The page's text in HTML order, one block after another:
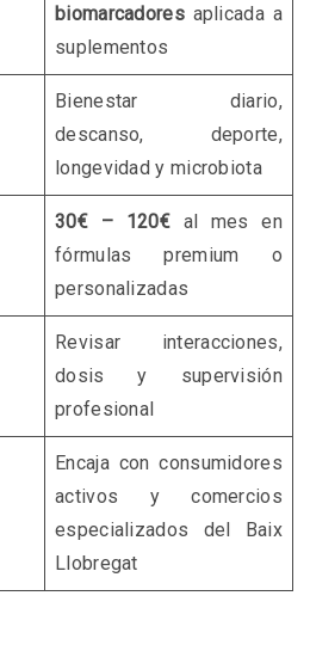
biomarcadoresaplicada a
suplementos
Bienestar diario,
descanso, deporte,
longevidad y microbiota
30€ – 120€al mes en
fórmulas premium o
personalizadas
Revisar interacciones,
dosis y supervisión
profesional
Encaja con consumidores
activos y comercios
especializados del Baix
Llobregat